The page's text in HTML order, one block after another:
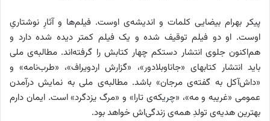
پیکر بهرام بیضایی کلمات و اندیشه‌ی اوست. فیلم‌ها و آثارِ نوشتاریِ
اوست. او دو فیلم توقیف شده و یک فیلم کمتر دیده شده دارد و
هم‌اکنون جلوی انتشار دستکم چهار کتابش را گرفته‌اند. مطالبه‌ی ملی
باید انتشار کتابهای «جاناوبلادور»، «گزارش اردویراف»، «طرب‌نامه» و
«داش‌آکل به گفته‌ی مرجان» باشد. مطالبه‌ی ملی به نمایش درآمدن
عمومی «غریبه و مه»، «چریکه‌ی تارا» و «مرگ یزدگرد» است. ایمان دارم
بهترین هدیه‌ی تولدِ همه‌ی زندگی‌اش خواهد بود.